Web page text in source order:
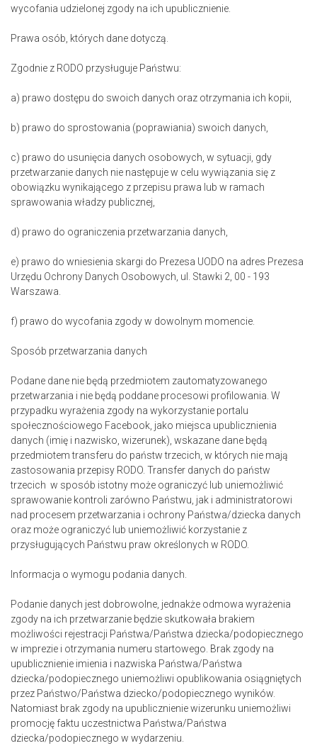
wycofania udzielonej zgody na ich upublicznienie.
Prawa osób, których dane dotyczą.
Zgodnie z RODO przysługuje Państwu:
a) prawo dostępu do swoich danych oraz otrzymania ich kopii,
b) prawo do sprostowania (poprawiania) swoich danych,
c) prawo do usunięcia danych osobowych, w sytuacji, gdy
przetwarzanie danych nie następuje w celu wywiązania się z
obowiązku wynikającego z przepisu prawa lub w ramach
sprawowania władzy publicznej,
d) prawo do ograniczenia przetwarzania danych,
e) prawo do wniesienia skargi do Prezesa UODO na adres Prezesa
Urzędu Ochrony Danych Osobowych, ul. Stawki 2, 00 - 193
Warszawa.
f) prawo do wycofania zgody w dowolnym momencie.
Sposób przetwarzania danych
Podane dane nie będą przedmiotem zautomatyzowanego
przetwarzania i nie będą poddane procesowi profilowania. W
przypadku wyrażenia zgody na wykorzystanie portalu
społecznościowego Facebook, jako miejsca upublicznienia
danych (imię i nazwisko, wizerunek), wskazane dane będą
przedmiotem transferu do państw trzecich, w których nie mają
zastosowania przepisy RODO. Transfer danych do państw
trzecich w sposób istotny może ograniczyć lub uniemożliwić
sprawowanie kontroli zarówno Państwu, jak i administratorowi
nad procesem przetwarzania i ochrony Państwa/dziecka danych
oraz może ograniczyć lub uniemożliwić korzystanie z
przysługujących Państwu praw określonych w RODO.
Informacja o wymogu podania danych.
Podanie danych jest dobrowolne, jednakże odmowa wyrażenia
zgody na ich przetwarzanie będzie skutkowała brakiem
możliwości rejestracji Państwa/Państwa dziecka/podopiecznego
w imprezie i otrzymania numeru startowego. Brak zgody na
upublicznienie imienia i nazwiska Państwa/Państwa
dziecka/podopiecznego uniemożliwi opublikowania osiągniętych
przez Państwo/Państwa dziecko/podopiecznego wyników.
Natomiast brak zgody na upublicznienie wizerunku uniemożliwi
promocję faktu uczestnictwa Państwa/Państwa
dziecka/podopiecznego w wydarzeniu.